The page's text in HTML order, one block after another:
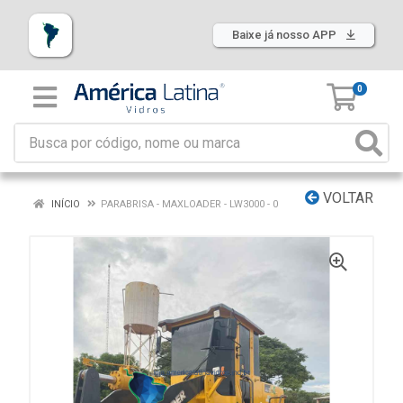
Baixe já nosso APP
0
VOLTAR
INÍCIO PARABRISA - MAXLOADER - LW3000 - 0